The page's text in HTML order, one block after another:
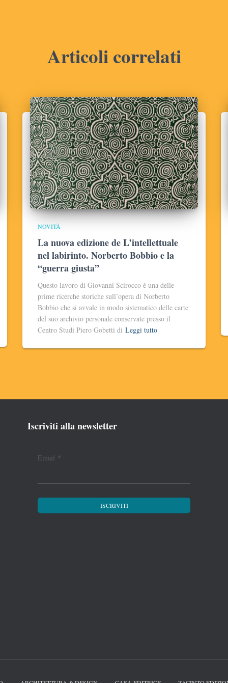
Articoli correlati
NOVITÀ
La nuova edizione de L’intellettuale
nel labirinto. Norberto Bobbio e la
“guerra giusta”
Questo lavoro di Giovanni Scirocco è una delle
prime ricerche storiche sull’opera di Norberto
Bobbio che si avvale in modo sistematico delle carte
del suo archivio personale conservate presso il
Centro Studi Piero Gobetti di Leggi tutto
Iscriviti alla newsletter
Email *